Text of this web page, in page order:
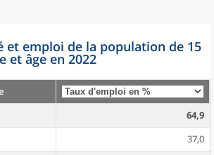
et emploi de la population de 15
et âge en 2022
64,9
37,0